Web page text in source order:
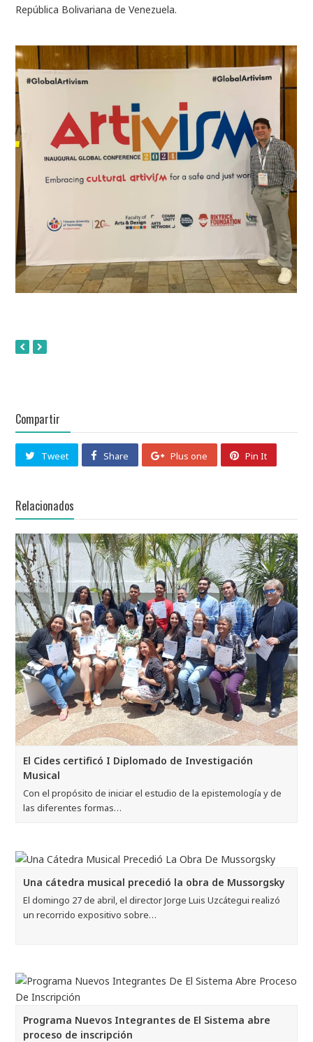
República Bolivariana de Venezuela.
Compartir
Tweet Share Plus one Pin It
Relacionados
El Cides certificó I Diplomado de Investigación
Musical
Con el propósito de iniciar el estudio de la epistemología y de
las diferentes formas…
Una cátedra musical precedió la obra de Mussorgsky
El domingo 27 de abril, el director Jorge Luis Uzcátegui realizó
un recorrido expositivo sobre…
Programa Nuevos Integrantes de El Sistema abre
proceso de inscripción